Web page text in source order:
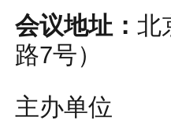
会议地址： 北
路7号）
主办单位